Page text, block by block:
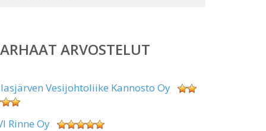
ARVOSTELUT
Vesijohtoliike Kannosto Oy
Rinne Oy